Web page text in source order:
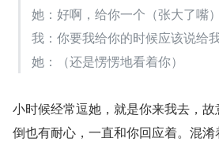
她：好啊，给你一个（张大了嘴）
我：你要我给你的时候应该说给
她：（还是愣愣地看着你）
小时候经常逗她，就是你来我去，
倒也有耐心，一直和你回应着。混